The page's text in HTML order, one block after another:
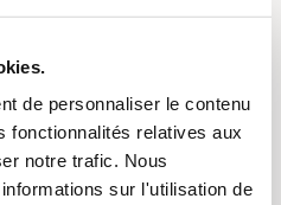
de personnaliser le contenu
fonctionnalités relatives aux
notre trafic. Nous
sur l'utilisation de
pour publier un